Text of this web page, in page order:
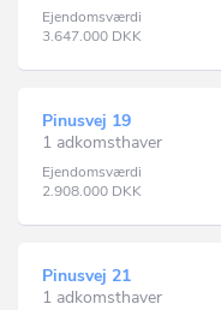
Ejendomsværdi
3.647.000 DKK
Pinusvej 19
1 adkomsthaver
Ejendomsværdi
2.908.000 DKK
Pinusvej 21
1 adkomsthaver